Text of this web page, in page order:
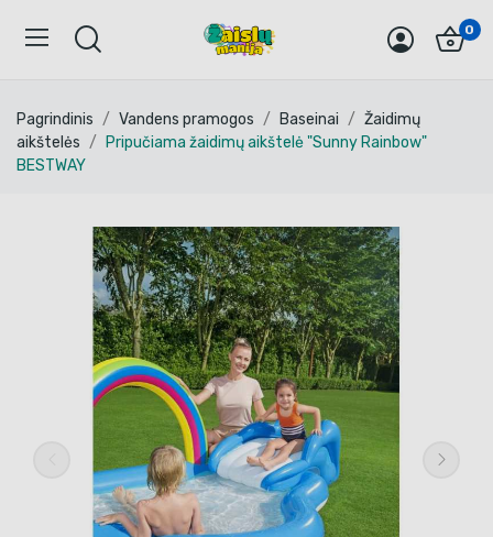
0
Pagrindinis Vandens pramogos Baseinai
Žaidimų
aikštelės
Pripučiama žaidimų aikštelė "Sunny Rainbow"
BESTWAY